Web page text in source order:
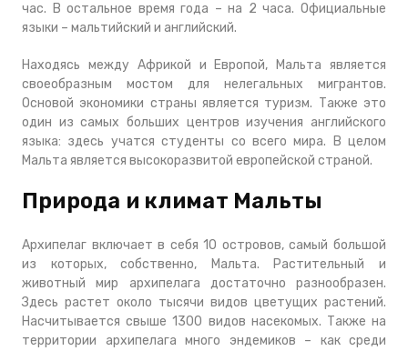
час. В остальное время года – на 2 часа. Официальные
языки – мальтийский и английский.
Находясь между Африкой и Европой, Мальта является
своеобразным мостом для нелегальных мигрантов.
Основой экономики страны является туризм. Также это
один из самых больших центров изучения английского
языка: здесь учатся студенты со всего мира. В целом
Мальта является высокоразвитой европейской страной.
Природа и климат Мальты
Архипелаг включает в себя 10 островов, самый большой
из которых, собственно, Мальта. Растительный и
животный мир архипелага достаточно разнообразен.
Здесь растет около тысячи видов цветущих растений.
Насчитывается свыше 1300 видов насекомых. Также на
территории архипелага много эндемиков – как среди